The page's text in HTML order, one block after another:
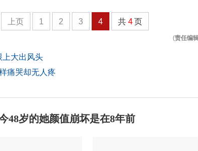
上页 1 2 3 4 共 4 页
(责任编
上大出风头
痛哭却无人疼
48岁的她颜值崩坏是在8年前